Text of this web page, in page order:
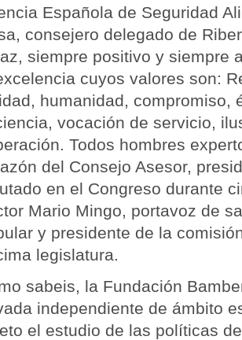
Española de Seguridad
consejero delegado de
siempre positivo y siempre
cuyos valores son:
humanidad, compromiso,
vocación de servicio,
Todos hombres
del Consejo Asesor,
en el Congreso durante
Mario Mingo, portavoz de
y presidente de la
legislatura.
sabeis, la Fundación
independiente de ámbito
el estudio de las políticas